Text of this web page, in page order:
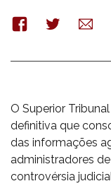
FacebookTwitterE-
mail
O Superior
definitiva que
das informações
administradores
controvérsia